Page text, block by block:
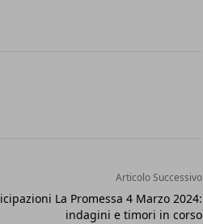
Articolo Successivo
La Promessa 4 Marzo 2024:
indagini e timori in corso